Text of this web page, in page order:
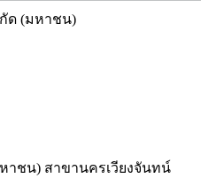
ด (มหาชน)
ชน) สาขานครเวียงจันทน์